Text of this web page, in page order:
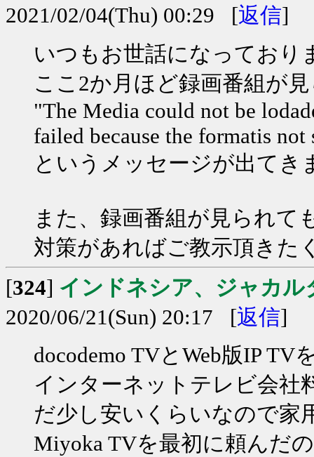
2021/02/04(Thu) 00:29 [返信]
いつもお世話になっており
ここ2か月ほど録画番組が
"The Media could not be
failed because the formatis not
というメッセージが出てき
また、録画番組が見られて
対策があればご教示頂きた
[324] インドネシア、ジャカル
2020/06/21(Sun) 20:17 [返信]
docodemo TVとWeb版IP
インターネットテレビ会社
だ少し安いくらいなので家
Miyoka TVを最初に頼んだ